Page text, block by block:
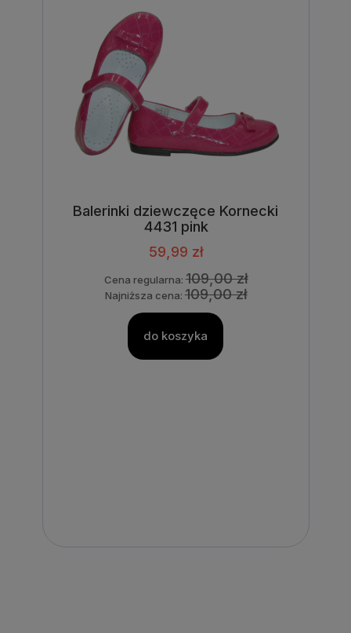
Balerinki dziewczęce Kornecki
4431 pink
59,99 zł
Cena regularna:109,00 zł
Najniższa cena:109,00 zł
do koszyka